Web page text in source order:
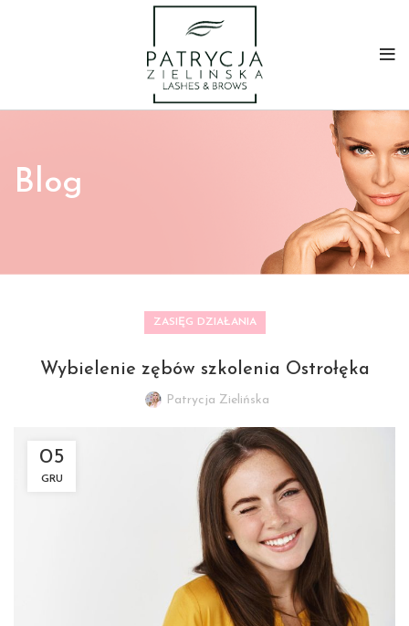
Blog
ZASIĘG DZIAŁANIA
Wybielenie zębów szkolenia Ostrołęka
Patrycja Zielińska
05
GRU